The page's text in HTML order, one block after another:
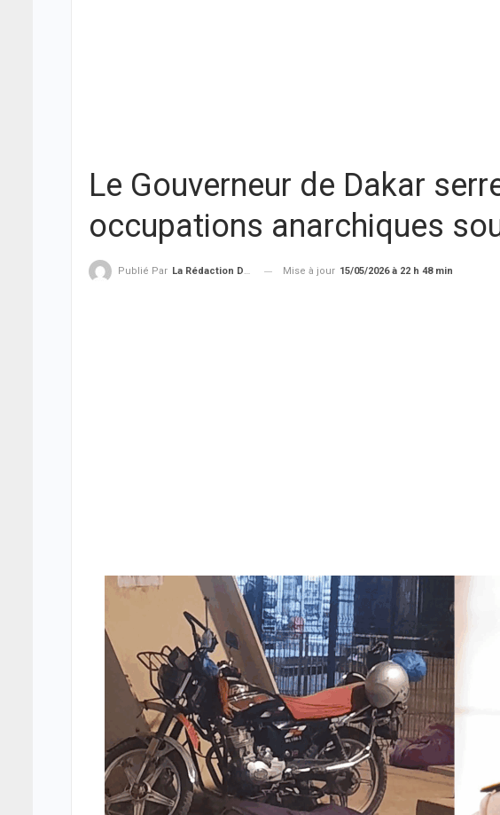
Le Gouverneur de Dakar
occupations anarchiques
Publié Par La Rédaction De THIEYSENEGAL.com Mise à jour 15/05/2026 à 22 h 48 min